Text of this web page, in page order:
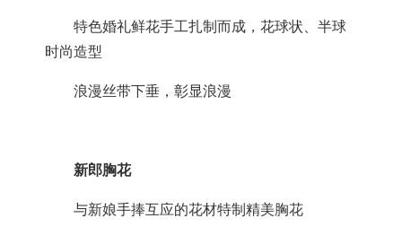
特色婚礼鲜花手工扎制而成，花球状、半球
时尚造型
浪漫丝带下垂，彰显浪漫
新郎胸花
与新娘手捧互应的花材特制精美胸花